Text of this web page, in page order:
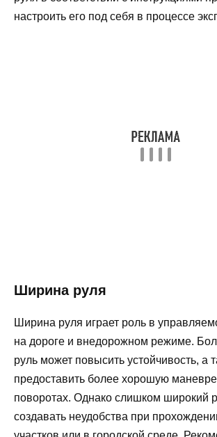
настроить его под себя в процессе
Ширина руля
Ширина руля играет роль в
на дороге и внедорожном режиме.
руль может повысить устойчивость, а
предоставить более хорошую
поворотах. Однако слишком широкий
создавать неудобства при